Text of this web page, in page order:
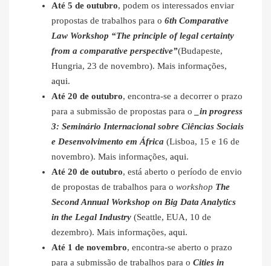
Até 5 de outubro, podem os interessados enviar
propostas de trabalhos para o 6th Comparative
Law Workshop “The principle of legal certainty
from a comparative perspective”(Budapeste,
Hungria, 23 de novembro). Mais informações,
aqui.
Até 20 de outubro, encontra-se a decorrer o prazo
para a submissão de propostas para o
_in progress
3: Seminário Internacional sobre Ciências Sociais
e Desenvolvimento em África (Lisboa, 15 e 16 de
novembro). Mais informações, aqui.
Até 20 de outubro, está aberto o período de envio
de propostas de trabalhos para o workshop The
Second Annual Workshop on Big Data Analytics
in the Legal Industry (Seattle, EUA, 10 de
dezembro). Mais informações, aqui.
Até 1 de novembro, encontra-se aberto o prazo
para a submissão de trabalhos para o Cities in